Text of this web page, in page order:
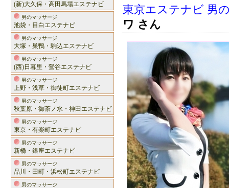
(新)大久保・高田馬場エステナビ
男のマッサージ
池袋・目白エステナビ
男のマッサージ
大塚・巣鴨・駒込エステナビ
男のマッサージ
(西)日暮里・鶯谷エステナビ
男のマッサージ
上野・浅草・御徒町エステナビ
男のマッサージ
秋葉原・御茶ノ水・神田エステナビ
男のマッサージ
東京・有楽町エステナビ
男のマッサージ
新橋・銀座エステナビ
男のマッサージ
品川・田町・浜松町エステナビ
男のマッサージ
東京エステナビ 男
ワ さん